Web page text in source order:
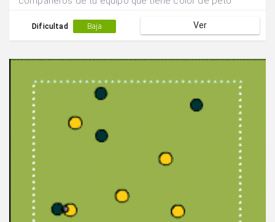
rojo, sino que tiene que pasar el balón a un blanco..
Dificultad Baja Ver